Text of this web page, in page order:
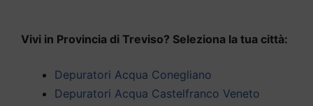
Vivi in Provincia di Treviso? Seleziona la tua città:
Depuratori Acqua Conegliano
Depuratori Acqua Castelfranco Veneto